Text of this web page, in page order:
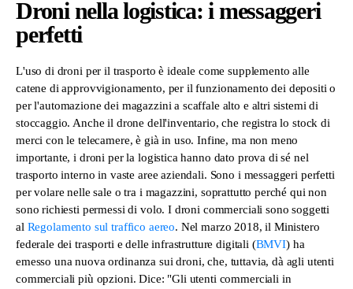
Droni nella logistica: i messaggeri
perfetti
L'uso di droni per il trasporto è ideale come supplemento alle
catene di approvvigionamento, per il funzionamento dei depositi o
per l'automazione dei magazzini a scaffale alto e altri sistemi di
stoccaggio. Anche il drone dell'inventario, che registra lo stock di
merci con le telecamere, è già in uso. Infine, ma non meno
importante, i droni per la logistica hanno dato prova di sé nel
trasporto interno in vaste aree aziendali. Sono i messaggeri perfetti
per volare nelle sale o tra i magazzini, soprattutto perché qui non
sono richiesti permessi di volo. I droni commerciali sono soggetti
al Regolamento sul traffico aereo. Nel marzo 2018, il Ministero
federale dei trasporti e delle infrastrutture digitali (BMVI) ha
emesso una nuova ordinanza sui droni, che, tuttavia, dà agli utenti
commerciali più opzioni. Dice: "Gli utenti commerciali in